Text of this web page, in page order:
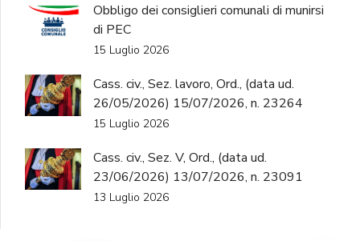
Obbligo dei consiglieri comunali di munirsi
di PEC
15 Luglio 2026
Cass. civ., Sez. lavoro, Ord., (data ud.
26/05/2026) 15/07/2026, n. 23264
15 Luglio 2026
Cass. civ., Sez. V, Ord., (data ud.
23/06/2026) 13/07/2026, n. 23091
13 Luglio 2026